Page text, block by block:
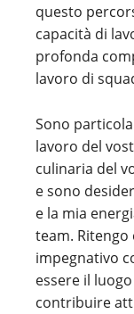
questo
capacità di
profonda
lavoro di
Sono
lavoro del
culinaria del
e sono
e la mia
team.
impegnativo
essere il
contribuire